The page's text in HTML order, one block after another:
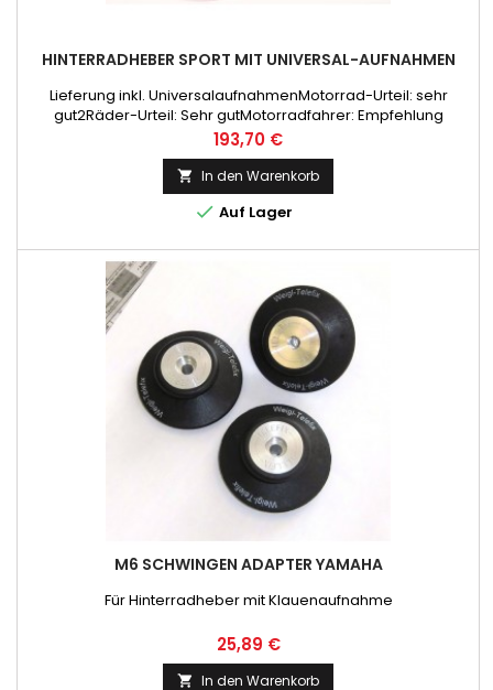
HINTERRADHEBER SPORT MIT UNIVERSAL-AUFNAHMEN
Lieferung inkl. UniversalaufnahmenMotorrad-Urteil: sehr
gut2Räder-Urteil: Sehr gutMotorradfahrer: Empfehlung
Preis
193,70 €
 In den Warenkorb
 Auf Lager
M6 SCHWINGEN ADAPTER YAMAHA
Für Hinterradheber mit Klauenaufnahme
Preis
25,89 €
 In den Warenkorb